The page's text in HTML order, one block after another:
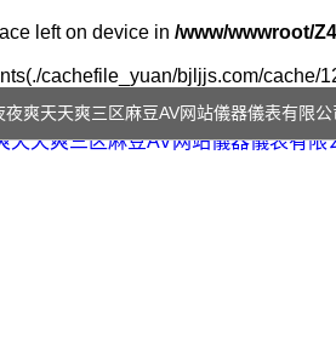
left on device in /www/wwwroot/
cachefile_yuan/bjljjs.com/cache/
爽天天爽三区麻豆AV网站儀器儀表有限